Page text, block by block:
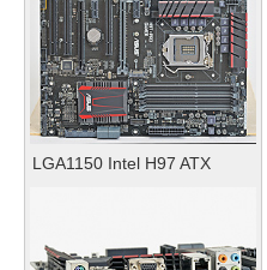
LGA1150 Intel H97 ATX